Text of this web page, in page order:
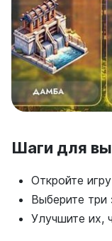
Шаги для
Откройте
Выберите три
Улучшите их,